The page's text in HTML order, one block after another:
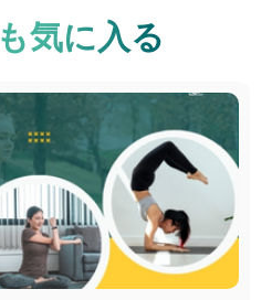
も気に入る